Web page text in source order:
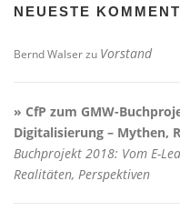
NEUESTE
Bernd Walserzu Vorstand
» CfP zum GMW-
Digitalisierung – Mythen,
Buchprojekt 2018: Vom E-
Realitäten, Perspektiven